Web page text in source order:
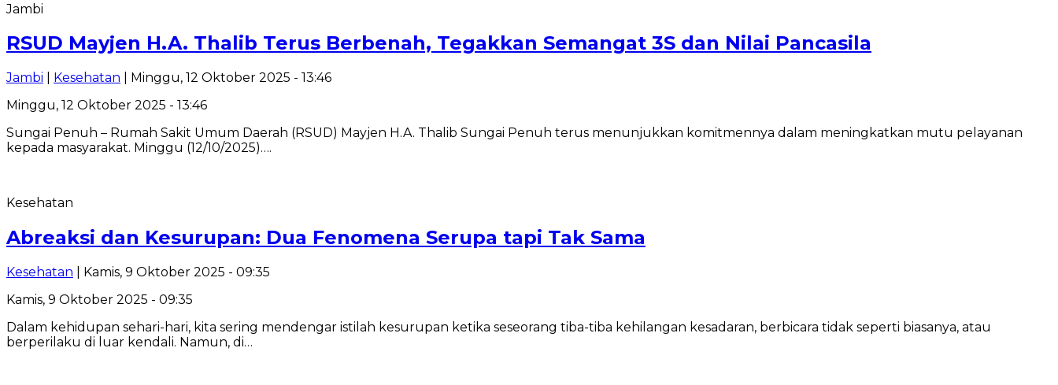
Jambi
RSUD Mayjen H.A. Thalib Terus Berbenah, Tegakkan Semangat 3S dan Nilai Pancasila
Jambi Kesehatan | Minggu, 12 Oktober 2025 - 13:46
Minggu, 12 Oktober 2025 - 13:46
Sungai Penuh – Rumah Sakit Umum Daerah (RSUD) Mayjen H.A. Thalib Sungai Penuh terus menunjukkan komitmennya dalam meningkatkan mutu pelayanan
kepada masyarakat. Minggu (12/10/2025)….
Kesehatan
Abreaksi dan Kesurupan: Dua Fenomena Serupa tapi Tak Sama
Kesehatan | Kamis, 9 Oktober 2025 - 09:35
Kamis, 9 Oktober 2025 - 09:35
Dalam kehidupan sehari-hari, kita sering mendengar istilah kesurupan ketika seseorang tiba-tiba kehilangan kesadaran, berbicara tidak seperti biasanya, atau
berperilaku di luar kendali. Namun, di…